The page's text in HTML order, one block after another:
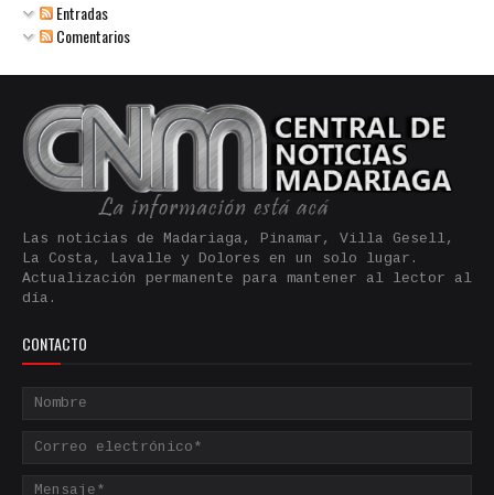
Entradas
Comentarios
Las noticias de Madariaga, Pinamar, Villa Gesell,
La Costa, Lavalle y Dolores en un solo lugar.
Actualización permanente para mantener al lector al
día.
CONTACTO